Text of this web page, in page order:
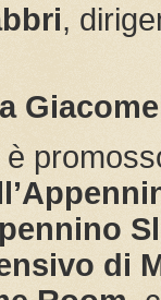
,
è
di